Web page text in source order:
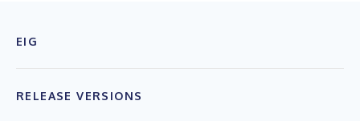
EIG
RELEASE VERSIONS